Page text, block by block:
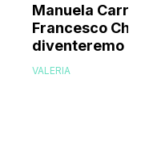
Manuela
Francesco
diventeremo
avanzata,
VALERIA